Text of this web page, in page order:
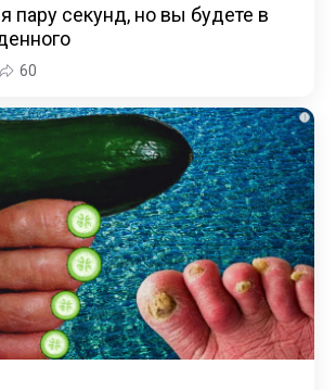
пару секунд, но вы будете в
60
i